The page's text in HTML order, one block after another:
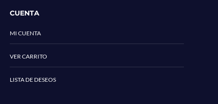
CUENTA
MI CUENTA
VER CARRITO
LISTA DE DESEOS